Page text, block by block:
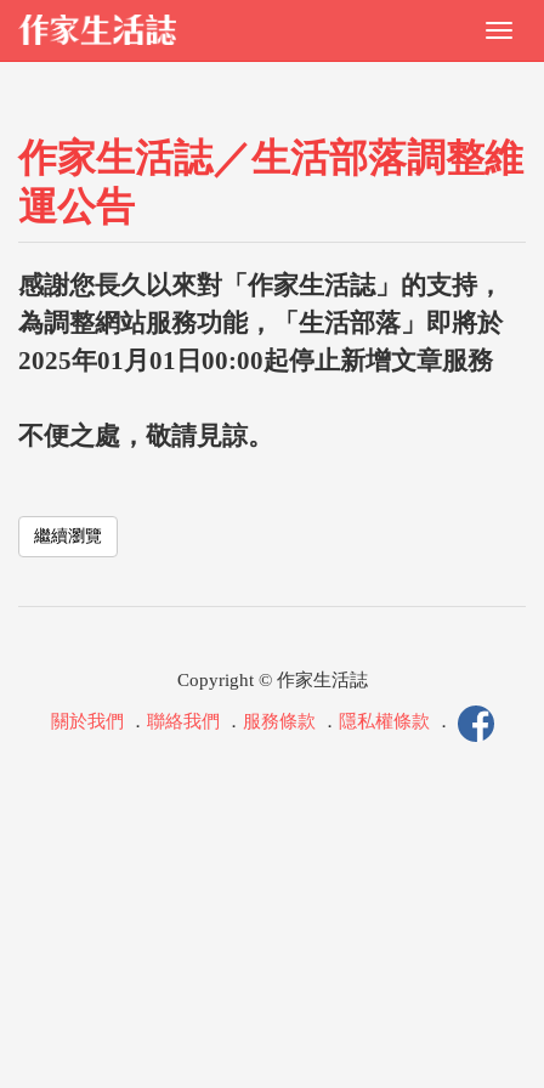
作家生活誌／生活部落調整維
運公告
感謝您長久以來對「作家生活誌」的支持，
為調整網站服務功能，「生活部落」即將於
2025年01月01日00:00起停止新增文章服務
不便之處，敬請見諒。
繼續瀏覽
Copyright © 作家生活誌
關於我們 ． 聯絡我們 ． 服務條款 ． 隱私權條款 ．